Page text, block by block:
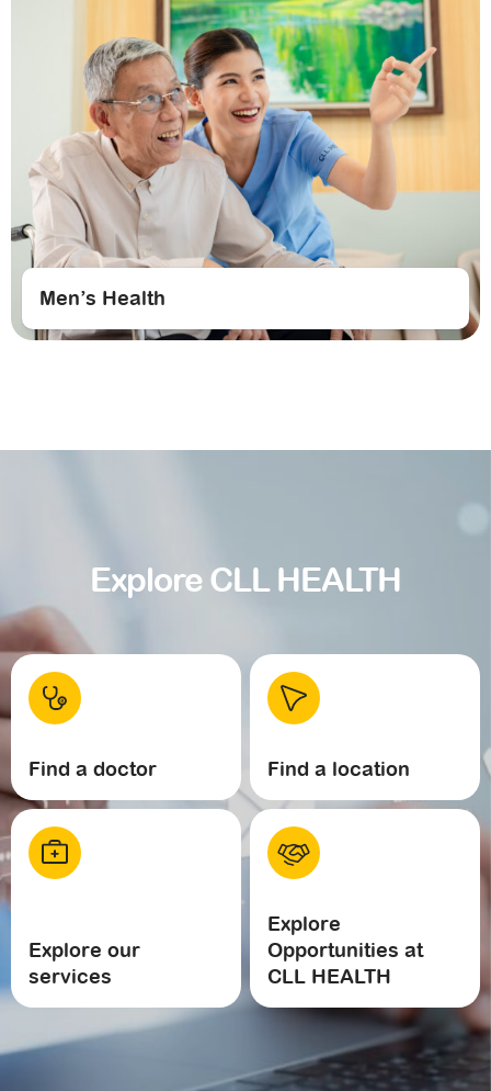
Men’s Health
Explore CLL HEALTH
Find a doctor Find a location
Explore our
services
Explore
Opportunities at
CLL HEALTH